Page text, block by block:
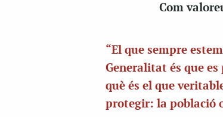
Com
“El que sempre
Generalitat és que
què és el que
protegir: la població